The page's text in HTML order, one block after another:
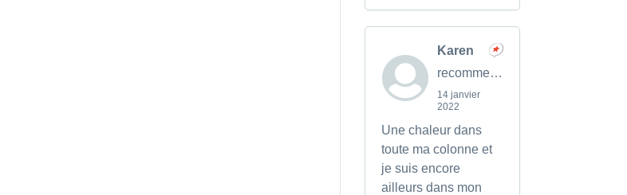
Karen
recommends
14 janvier
2022
Une chaleur dans
toute ma colonne et
je suis encore
ailleurs dans mon